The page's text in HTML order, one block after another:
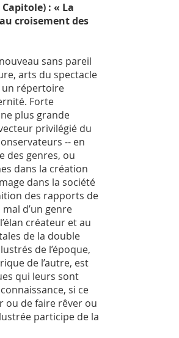
: « La
croisement des
sans pareil
arts du spectacle
un répertoire
Forte
plus grande
privilégié du
-- en
des genres, ou
dans la création
dans la société
des rapports de
d’un genre
créateur et au
de la double
de l’époque,
de l’autre, est
qui leurs sont
si ce
ou de faire rêver ou
participe de la